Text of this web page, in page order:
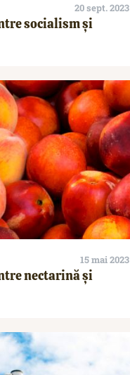
20 sept. 2023
socialism și
15 mai 2023
nectarină și